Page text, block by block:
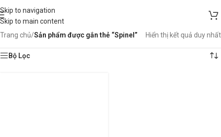
Skip to navigation
Skip to main content
Trang chủ/Sản phẩm được gắn thẻ “Spinel” Hiển thị kết quả duy nhất
Bộ Lọc